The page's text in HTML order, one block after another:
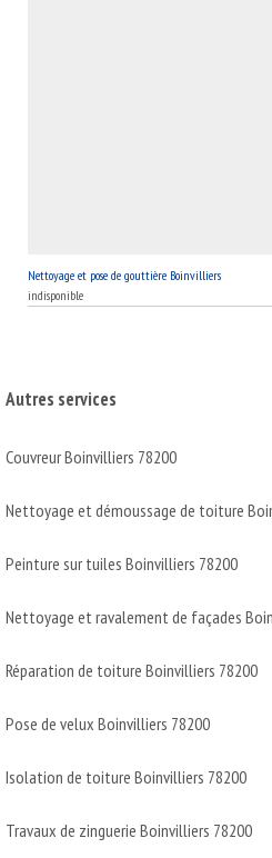
Nettoyage et pose de gouttière Boinvilliers
indisponible
Autres services
Couvreur Boinvilliers 78200
Nettoyage et démoussage de toiture
Peinture sur tuiles Boinvilliers 78200
Nettoyage et ravalement de façades
Réparation de toiture Boinvilliers 78200
Pose de velux Boinvilliers 78200
Isolation de toiture Boinvilliers 78200
Travaux de zinguerie Boinvilliers 78200